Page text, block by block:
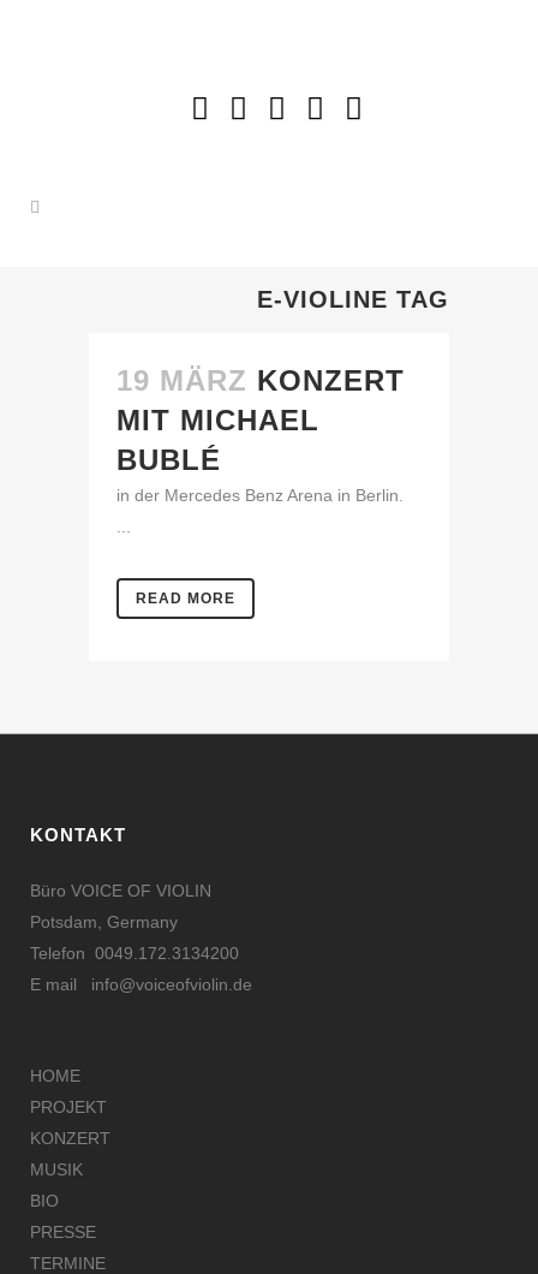
E-VIOLINE TAG
19 MÄRZ KONZERT
MIT MICHAEL
BUBLÉ
in der Mercedes Benz Arena in Berlin.
READ MORE
KONTAKT
Büro VOICE OF VIOLIN
Potsdam, Germany
Telefon 0049.172.3134200
E mail info@voiceofviolin.de
HOME
PROJEKT
KONZERT
MUSIK
BIO
PRESSE
TERMINE